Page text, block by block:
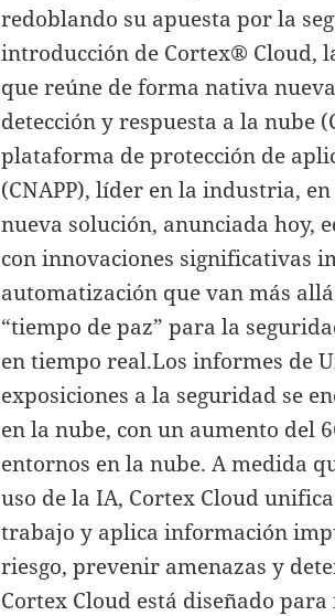
redoblando su apuesta por la
introducción de Cortex® Cloud,
que reúne de forma nativa
detección y respuesta a la nube
plataforma de protección de
(CNAPP), líder en la industria,
nueva solución, anunciada hoy,
con innovaciones significativas
automatización que van más
“tiempo de paz” para la
en tiempo real.Los informes de
exposiciones a la seguridad se
en la nube, con un aumento del
entornos en la nube. A medida
uso de la IA, Cortex Cloud
trabajo y aplica información
riesgo, prevenir amenazas y
Cortex Cloud está diseñado